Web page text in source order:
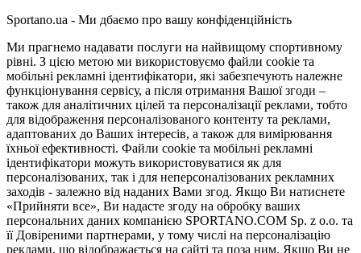
Sportano.ua - Ми дбаємо про вашу конфіденційність
Ми прагнемо надавати послуги на найвищому спортивному
рівні. З цією метою ми використовуємо файли cookie та
мобільні рекламні ідентифікатори, які забезпечують належне
функціонування сервісу, а після отримання Вашої згоди –
також для аналітичних цілей та персоналізації реклами, тобто
для відображення персоналізованого контенту та реклами,
адаптованих до Ваших інтересів, а також для вимірювання
їхньої ефективності. Файли cookie та мобільні рекламні
ідентифікатори можуть використовуватися як для
персоналізованих, так і для неперсоналізованих рекламних
заходів - залежно від наданих Вами згод. Якщо Ви натиснете
«Прийняти все», Ви надасте згоду на обробку ваших
персональних даних компанією SPORTANO.COM Sp. z o.o. та
її Довіреними партнерами, у тому числі на персоналізацію
реклами, що відображається на сайті та поза ним. Якщо Ви не